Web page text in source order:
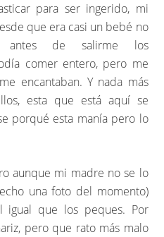
para ser ingerido, mi
que era casi un bebé no
antes de salirme los
comer entero, pero me
encantaban. Y nada más
esta que está aquí se
porqué esta manía pero lo
aunque mi madre no se lo
una foto del momento)
que los peques. Por
pero que rato más malo